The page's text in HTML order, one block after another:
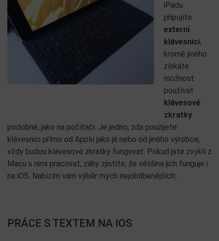
iPadu
připojíte
externí
klávesnici,
kromě jiného
získáte
možnost
používat
klávesové
zkratky
podobně, jako na počítači. Je jedno, zda použijete
klávesnici přímo od Applu jako já nebo od jiného výrobce,
vždy budou klávesové zkratky fungovat. Pokud jste zvyklí z
Macu s nimi pracovat, záhy zjistíte, že většina jich funguje i
na iOS. Nabízím vám výběr mých nejoblíbenějších:
PRÁCE S TEXTEM NA IOS